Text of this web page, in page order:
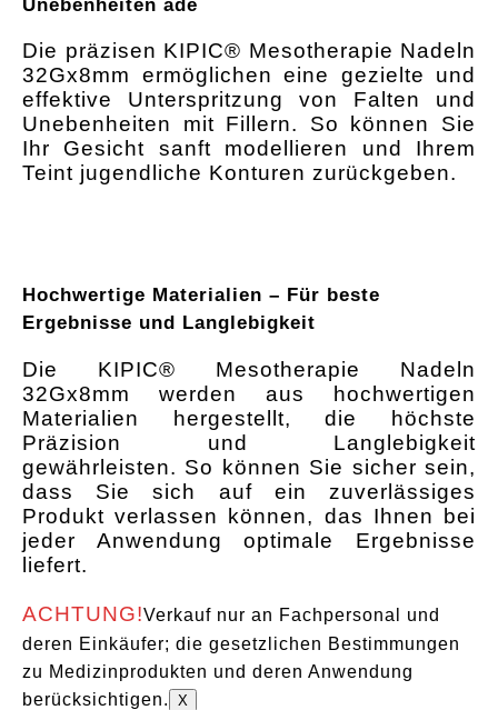
Unebenheiten ade
Die präzisen KIPIC® Mesotherapie Nadeln
32Gx8mm ermöglichen eine gezielte und
effektive Unterspritzung von Falten und
Unebenheiten mit Fillern. So können Sie
Ihr Gesicht sanft modellieren und Ihrem
Teint jugendliche Konturen zurückgeben.
Hochwertige Materialien – Für beste
Ergebnisse und Langlebigkeit
Die KIPIC® Mesotherapie Nadeln
32Gx8mm werden aus hochwertigen
Materialien hergestellt, die höchste
Präzision und Langlebigkeit
gewährleisten. So können Sie sicher sein,
dass Sie sich auf ein zuverlässiges
Produkt verlassen können, das Ihnen bei
jeder Anwendung optimale Ergebnisse
liefert.
ACHTUNG!Verkauf nur an Fachpersonal und
deren Einkäufer; die gesetzlichen Bestimmungen
zu Medizinprodukten und deren Anwendung
berücksichtigen.
X